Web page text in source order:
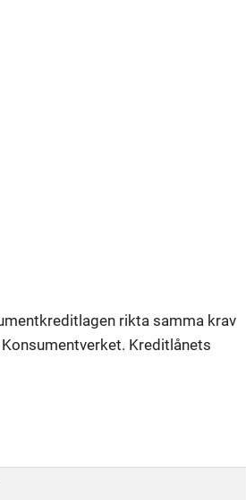
rikta samma krav
Konsumentverket. Kreditlånets